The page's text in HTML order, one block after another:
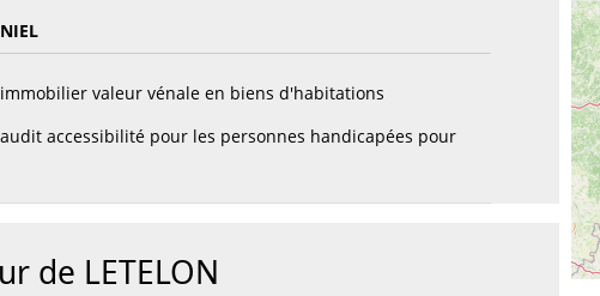
valeur vénale en biens d'habitations
accessibilité pour les personnes handicapées pour
de LETELON